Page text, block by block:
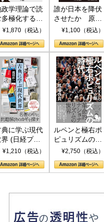
政学理論で読
多極化する世
トランプと
¥1,870（税込）
誰が日本を降伏
させたか 原爆
投下、ソ連参
(PHP新書)
¥1,100（税込）
典に学ぶ現代
界 (日経プレ
アシリーズ)
¥1,210（税込）
ルペンと極右ポ
ピュリズムの時
代：〈ヤヌス〉
¥2,750（税込）